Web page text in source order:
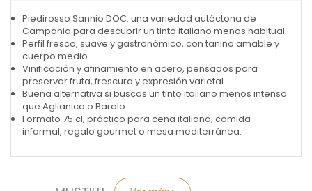
Piedirosso Sannio DOC: una variedad autóctona de
Campania para descubrir un tinto italiano menos habitual.
Perfil fresco, suave y gastronómico, con tanino amable y
cuerpo medio.
Vinificación y afinamiento en acero, pensados para
preservar fruta, frescura y expresión varietal.
Buena alternativa si buscas un tinto italiano menos intenso
que Aglianico o Barolo.
Formato 75 cl, práctico para cena italiana, comida
informal, regalo gourmet o mesa mediterránea.